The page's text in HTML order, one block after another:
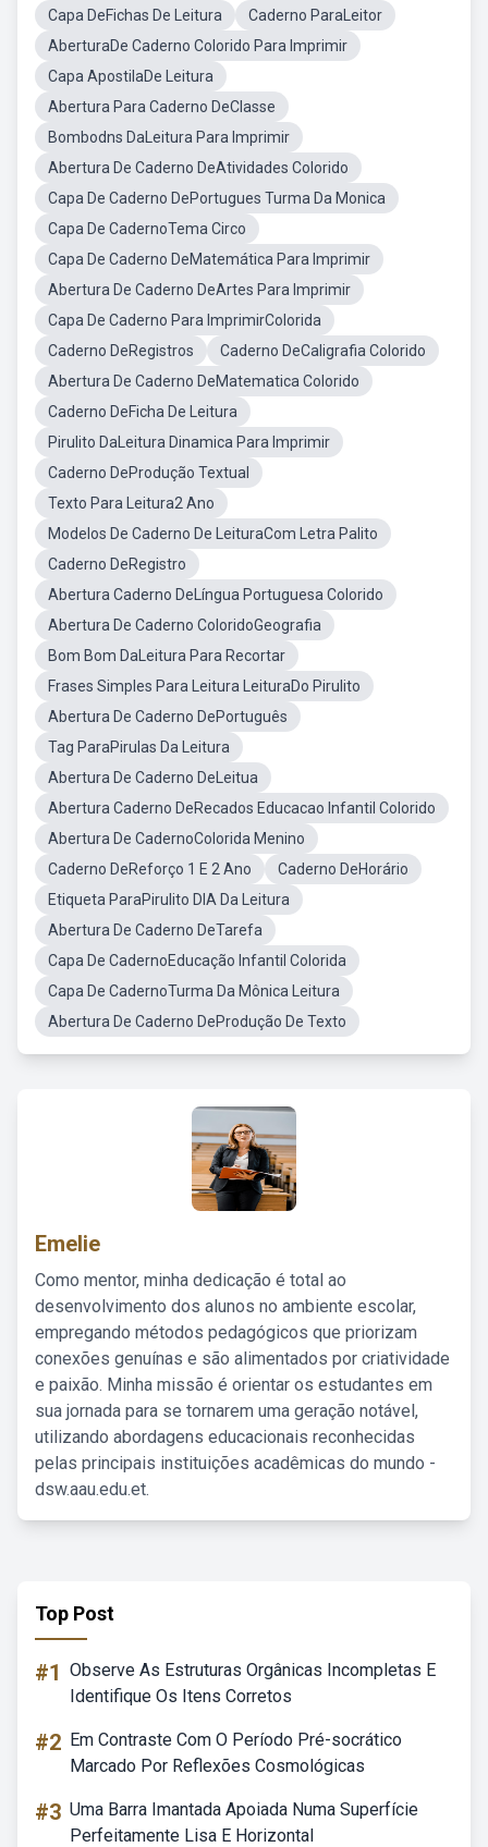
Capa DeFichas De Leitura
Caderno ParaLeitor
AberturaDe Caderno Colorido Para Imprimir
Capa ApostilaDe Leitura
Abertura Para Caderno DeClasse
Bombodns DaLeitura Para Imprimir
Abertura De Caderno DeAtividades Colorido
Capa De Caderno DePortugues Turma Da Monica
Capa De CadernoTema Circo
Capa De Caderno DeMatemática Para Imprimir
Abertura De Caderno DeArtes Para Imprimir
Capa De Caderno Para ImprimirColorida
Caderno DeRegistros
Caderno DeCaligrafia Colorido
Abertura De Caderno DeMatematica Colorido
Caderno DeFicha De Leitura
Pirulito DaLeitura Dinamica Para Imprimir
Caderno DeProdução Textual
Texto Para Leitura2 Ano
Modelos De Caderno De LeituraCom Letra Palito
Caderno DeRegistro
Abertura Caderno DeLíngua Portuguesa Colorido
Abertura De Caderno ColoridoGeografia
Bom Bom DaLeitura Para Recortar
Frases Simples Para Leitura LeituraDo Pirulito
Abertura De Caderno DePortuguês
Tag ParaPirulas Da Leitura
Abertura De Caderno DeLeitua
Abertura Caderno DeRecados Educacao Infantil Colorido
Abertura De CadernoColorida Menino
Caderno DeReforço 1 E 2 Ano
Caderno DeHorário
Etiqueta ParaPirulito DIA Da Leitura
Abertura De Caderno DeTarefa
Capa De CadernoEducação Infantil Colorida
Capa De CadernoTurma Da Mônica Leitura
Abertura De Caderno DeProdução De Texto
Emelie
Como mentor, minha dedicação é total ao
desenvolvimento dos alunos no ambiente escolar,
empregando métodos pedagógicos que priorizam
conexões genuínas e são alimentados por criatividade
e paixão. Minha missão é orientar os estudantes em
sua jornada para se tornarem uma geração notável,
utilizando abordagens educacionais reconhecidas
pelas principais instituições acadêmicas do mundo -
dsw.aau.edu.et.
Top Post
#1 Observe As Estruturas Orgânicas Incompletas E
Identifique Os Itens Corretos
#2 Em Contraste Com O Período Pré-socrático
Marcado Por Reflexões Cosmológicas
#3 Uma Barra Imantada Apoiada Numa Superfície
Perfeitamente Lisa E Horizontal